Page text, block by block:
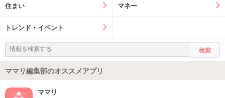
住まい マネー
トレンド・イベント
ママリ編集部のオススメアプリ
ママリ